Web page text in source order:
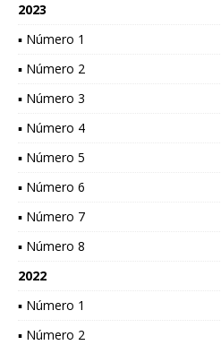
2023
▪ Número 1
▪ Número 2
▪ Número 3
▪ Número 4
▪ Número 5
▪ Número 6
▪ Número 7
▪ Número 8
2022
▪ Número 1
▪ Número 2